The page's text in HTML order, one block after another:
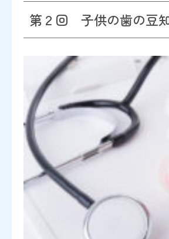
第２回 子供の歯の豆